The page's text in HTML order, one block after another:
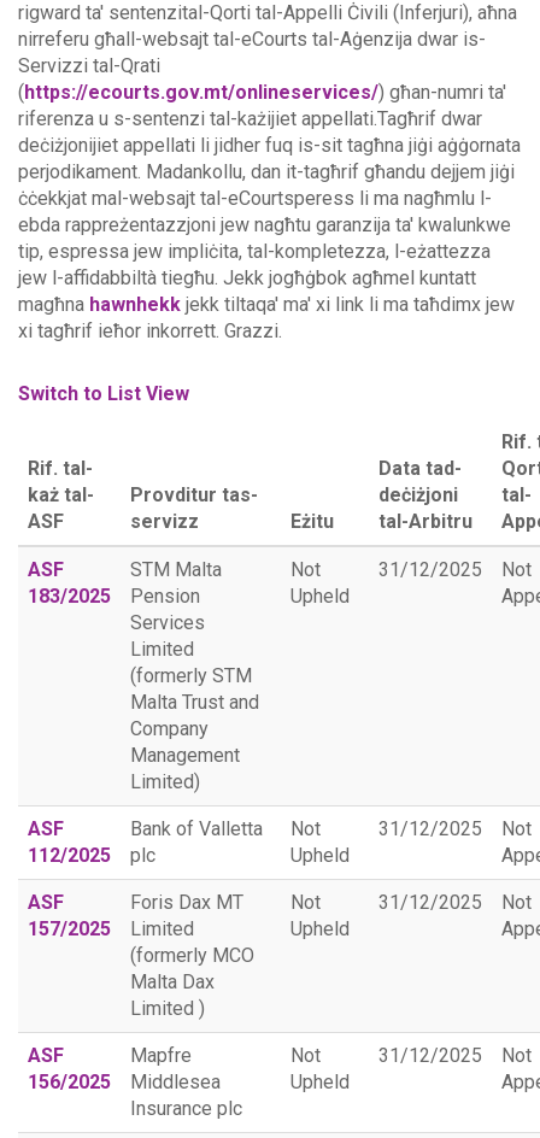
rigward ta' sentenzital-Qorti tal-Appelli Ċivili (Inferjuri), aħna
nirreferu għall-websajt tal-eCourts tal-Aġenzija dwar is-
Servizzi tal-Qrati
(https://ecourts.gov.mt/onlineservices/) għan-numri ta'
riferenza u s-sentenzi tal-każijiet appellati.Tagħrif dwar
deċiżjonijiet appellati li jidher fuq is-sit tagħna jiġi aġġornata
perjodikament. Madankollu, dan it-tagħrif għandu dejjem jiġi
ċċekkjat mal-websajt tal-eCourtsperess li ma nagħmlu l-
ebda rappreżentazzjoni jew nagħtu garanzija ta' kwalunkwe
tip, espressa jew impliċita, tal-kompletezza, l-eżattezza
jew l-affidabbiltà tiegħu. Jekk jogħġbok agħmel kuntatt
magħna hawnhekk jekk tiltaqa' ma' xi link li ma taħdimx jew
xi tagħrif ieħor inkorrett. Grazzi.
Switch to List View
Rif. tal-
każ tal-
ASF
Provditur tas-
servizz
Eżitu
Data tad-
deċiżjoni
tal-Arbitru
Rif.
tal-
ASF
183/2025
STM Malta
Pension
Services
Limited
(formerly STM
Malta Trust and
Company
Management
Limited)
Not
Upheld
31/12/2025
Not
ASF
112/2025
Bank of Valletta
plc
Not
Upheld
31/12/2025
Not
ASF
157/2025
Foris Dax MT
Limited
(formerly MCO
Malta Dax
Limited )
Not
Upheld
31/12/2025
Not
ASF
156/2025
Mapfre
Middlesea
Insurance plc
Not
Upheld
31/12/2025
Not